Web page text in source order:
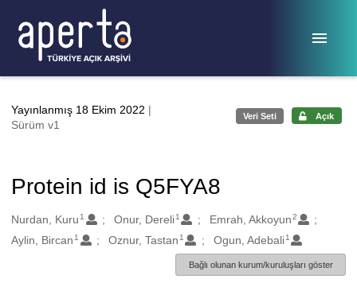
Yayınlanmış 18 Ekim 2022 |
Sürüm v1
Veri Seti Açık
Protein id is Q5FYA8
Oluşturanlar
Nurdan, Kuru 1 Onur, Dereli 1 Emrah, Akkoyun2
Aylin, Bircan 1 Oznur, Tastan 1 Ogun, Adebali 1
Bağlı olunan kurum/kuruluşları göster